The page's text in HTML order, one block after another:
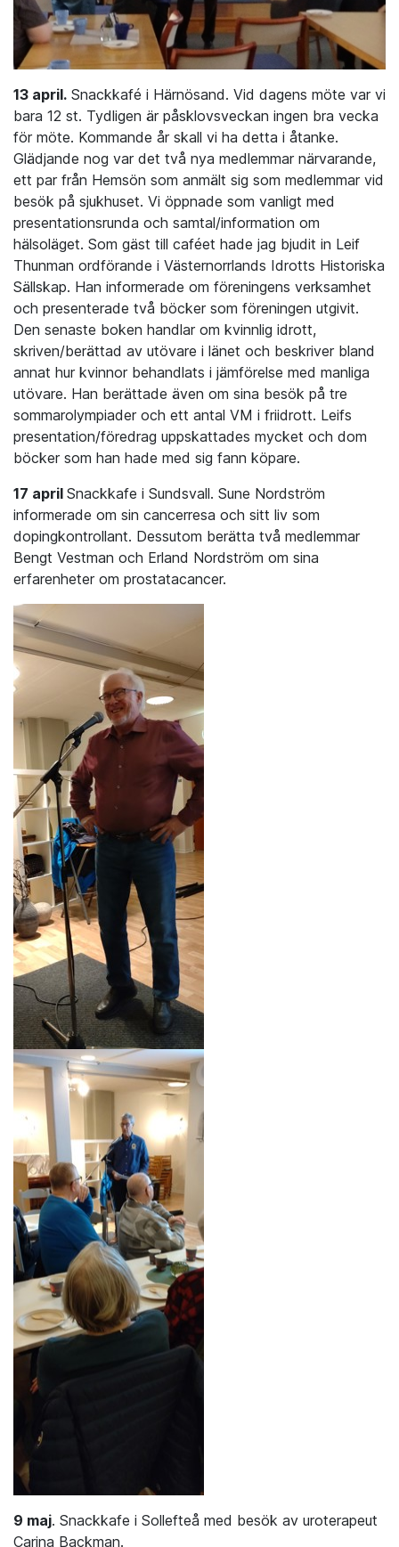
13 april. Snackkafé i Härnösand. Vid dagens möte var vi
bara 12 st. Tydligen är påsklovsveckan ingen bra vecka
för möte. Kommande år skall vi ha detta i åtanke.
Glädjande nog var det två nya medlemmar närvarande,
ett par från Hemsön som anmält sig som medlemmar vid
besök på sjukhuset. Vi öppnade som vanligt med
presentationsrunda och samtal/information om
hälsoläget. Som gäst till caféet hade jag bjudit in Leif
Thunman ordförande i Västernorrlands Idrotts Historiska
Sällskap. Han informerade om föreningens verksamhet
och presenterade två böcker som föreningen utgivit.
Den senaste boken handlar om kvinnlig idrott,
skriven/berättad av utövare i länet och beskriver bland
annat hur kvinnor behandlats i jämförelse med manliga
utövare. Han berättade även om sina besök på tre
sommarolympiader och ett antal VM i friidrott. Leifs
presentation/föredrag uppskattades mycket och dom
böcker som han hade med sig fann köpare.
17 april Snackkafe i Sundsvall. Sune Nordström
informerade om sin cancerresa och sitt liv som
dopingkontrollant. Dessutom berätta två medlemmar
Bengt Vestman och Erland Nordström om sina
erfarenheter om prostatacancer.
9 maj. Snackkafe i Sollefteå med besök av uroterapeut
Carina Backman.